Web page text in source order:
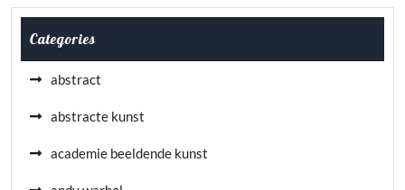
Categories
abstract
abstracte kunst
academie beeldende kunst